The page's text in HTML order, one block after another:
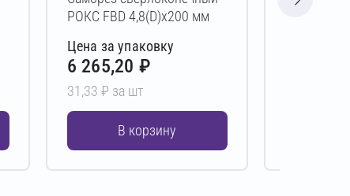
РОКС FBD 4,8(D)х200 мм
Цена за упаковку
6 265,20 ₽
31,33 ₽ за шт
В корзину